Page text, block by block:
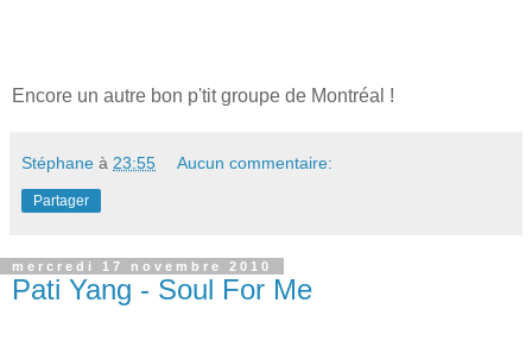
Encore un autre bon p'tit groupe de Montréal !
Stéphane à 23:55 Aucun commentaire:
Partager
mercredi 17 novembre 2010
Pati Yang - Soul For Me